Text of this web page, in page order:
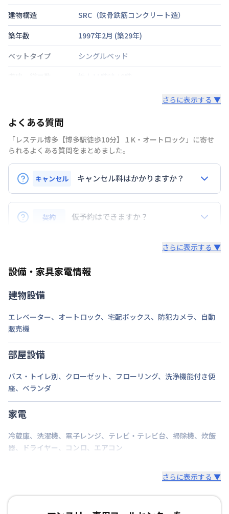
建物構造
SRC（鉄骨鉄筋コンクリート造）
築年数
1997年2月 (築29年)
ベットタイプ
シングルベッド
部屋の向き
禁煙・喫煙
交通
駐車場
さらに表示する ▼
よくある質問
「レステル博多【博多駅徒歩10分】１K・オートロック」に寄せ
られるよくある質問をまとめました。
キャンセル キャンセル料はかかりますか？
申込後のキャンセルは22,000円（税込）
入居前のキャンセルは請求書の家賃・事務手数料の合
費・清掃費の合計金額はご返金いたします。
入居後のご返金はございません。
契約 仮予約はできますか？
となります。お急ぎの場合はお早めに申込ください。
さらに表示する ▼
設備・家具家電情報
建物設備
エレベーター、 オートロック、 宅配ボックス、 防犯カメラ、 自動
販売機
部屋設備
バス・トイレ別、 クローゼット、 フローリング、 洗浄機能付き便
座、 ベランダ
家電
冷蔵庫、 洗濯機、 電子レンジ、 テレビ・テレビ台、 掃除機、 炊飯
器、 ドライヤー、 コンロ、 エアコン
さらに表示する ▼